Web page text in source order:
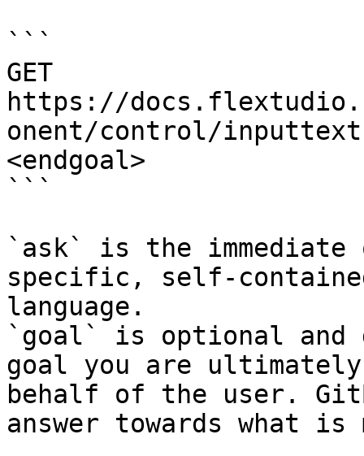
```
GET
https://
onent/control/
<endgoal>
```
`ask` is the
specific, self-
language.
`goal` is optional and
goal you are
behalf of the user.
answer towards what